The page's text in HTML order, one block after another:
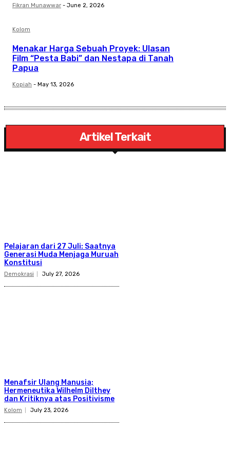
Fikran Munawwar - June 2, 2026
Kolom
Menakar Harga Sebuah Proyek: Ulasan
Film “Pesta Babi” dan Nestapa di Tanah
Papua
Kopiah - May 13, 2026
Artikel Terkait
Pelajaran dari 27 Juli: Saatnya
Generasi Muda Menjaga Muruah
Konstitusi
Demokrasi July 27, 2026
Menafsir Ulang Manusia;
Hermeneutika Wilhelm Dilthey
dan Kritiknya atas Positivisme
Kolom July 23, 2026